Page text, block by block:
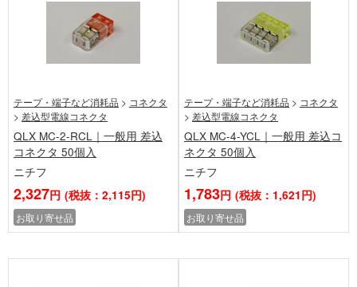
テープ・端子など消耗品 > コネクタ
> 差込型電線コネクタ
QLX MC-2-RCL｜一般用 差込
コネクタ 50個入
ニチフ
2,327円 (税抜：2,115円)
お取り寄せ品
テープ・端子など消耗品 > コネクタ
> 差込型電線コネクタ
QLX MC-4-YCL｜一般用 差込コ
ネクタ 50個入
ニチフ
1,783円 (税抜：1,621円)
お取り寄せ品